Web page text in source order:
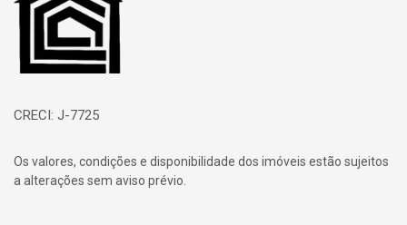
CRECI: J-7725
Os valores, condições e disponibilidade dos imóveis estão sujeitos
a alterações sem aviso prévio.